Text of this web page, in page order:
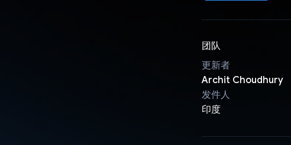
团队
更新者
Archit Choudhury
发件人
印度